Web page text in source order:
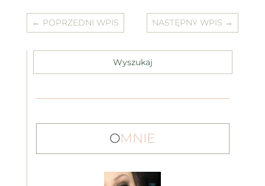
← POPRZEDNI WPIS NASTĘPNY WPIS →
OMNIE